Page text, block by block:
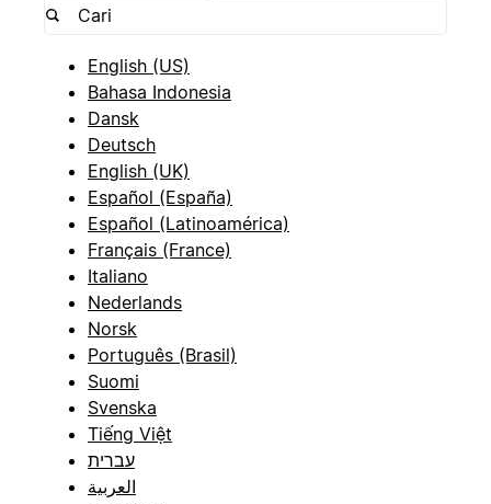
English (US)
Bahasa Indonesia
Dansk
Deutsch
English (UK)
Español (España)
Español (Latinoamérica)
Français (France)
Italiano
Nederlands
Norsk
Português (Brasil)
Suomi
Svenska
Tiếng Việt
עברית
العربية